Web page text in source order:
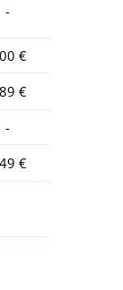
-
€
€
-
€